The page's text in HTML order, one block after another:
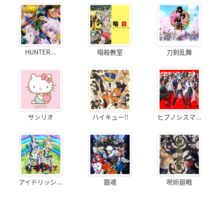
HUNTER... 暗殺教室 刀剣乱舞
サンリオ ハイキュー!! ヒプノシスマ...
アイドリッシ... 銀魂 呪術廻戦